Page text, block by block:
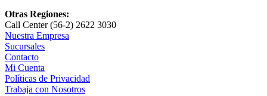
Otras Regiones:
Call Center (56-2) 2622 3030
Nuestra Empresa
Sucursales
Contacto
Mi Cuenta
Políticas de Privacidad
Trabaja con Nosotros